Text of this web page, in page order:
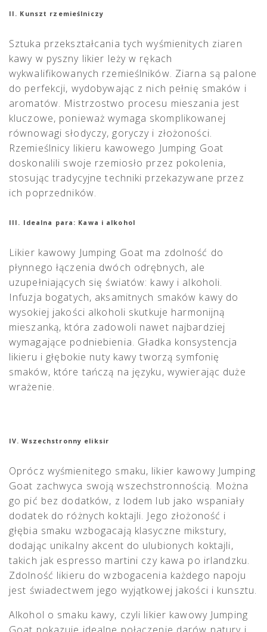
II. Kunszt rzemieślniczy
Sztuka przekształcania tych wyśmienitych ziaren
kawy w pyszny likier leży w rękach
wykwalifikowanych rzemieślników. Ziarna są palone
do perfekcji, wydobywając z nich pełnię smaków i
aromatów. Mistrzostwo procesu mieszania jest
kluczowe, ponieważ wymaga skomplikowanej
równowagi słodyczy, goryczy i złożoności.
Rzemieślnicy likieru kawowego Jumping Goat
doskonalili swoje rzemiosło przez pokolenia,
stosując tradycyjne techniki przekazywane przez
ich poprzedników.
III. Idealna para: Kawa i alkohol
Likier kawowy Jumping Goat ma zdolność do
płynnego łączenia dwóch odrębnych, ale
uzupełniających się światów: kawy i alkoholi.
Infuzja bogatych, aksamitnych smaków kawy do
wysokiej jakości alkoholi skutkuje harmonijną
mieszanką, która zadowoli nawet najbardziej
wymagające podniebienia. Gładka konsystencja
likieru i głębokie nuty kawy tworzą symfonię
smaków, które tańczą na języku, wywierając duże
wrażenie.
IV. Wszechstronny eliksir
Oprócz wyśmienitego smaku, likier kawowy Jumping
Goat zachwyca swoją wszechstronnością. Można
go pić bez dodatków, z lodem lub jako wspaniały
dodatek do różnych koktajli. Jego złożoność i
głębia smaku wzbogacają klasyczne mikstury,
dodając unikalny akcent do ulubionych koktajli,
takich jak espresso martini czy kawa po irlandzku.
Zdolność likieru do wzbogacenia każdego napoju
jest świadectwem jego wyjątkowej jakości i kunsztu.
Alkohol o smaku kawy, czyli likier kawowy Jumping